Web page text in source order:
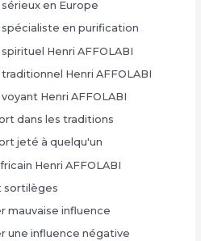
en Europe
en purification
Henri AFFOLABI
Henri AFFOLABI
Henri AFFOLABI
dans les traditions
jeté à quelqu'un
Henri AFFOLABI
sortilèges
mauvaise influence
une influence négative